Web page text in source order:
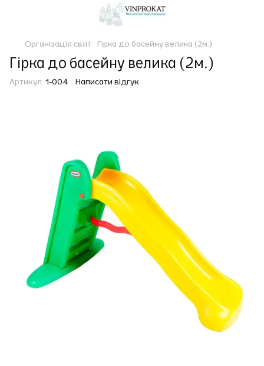
Організація свят Гірка до басейну велика (2м.)
Гірка до басейну велика (2м.)
Артикул: 1-004 Написати відгук